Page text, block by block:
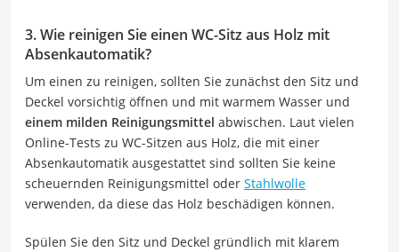
3. Wie reinigen Sie einen WC-Sitz aus Holz mit
Absenkautomatik?
Um einen zu reinigen, sollten Sie zunächst den Sitz und
Deckel vorsichtig öffnen und mit warmem Wasser und
einem milden Reinigungsmittel abwischen. Laut vielen
Online-Tests zu WC-Sitzen aus Holz, die mit einer
Absenkautomatik ausgestattet sind sollten Sie keine
scheuernden Reinigungsmittel oder Stahlwolle
verwenden, da diese das Holz beschädigen können.
Spülen Sie den Sitz und Deckel gründlich mit klarem